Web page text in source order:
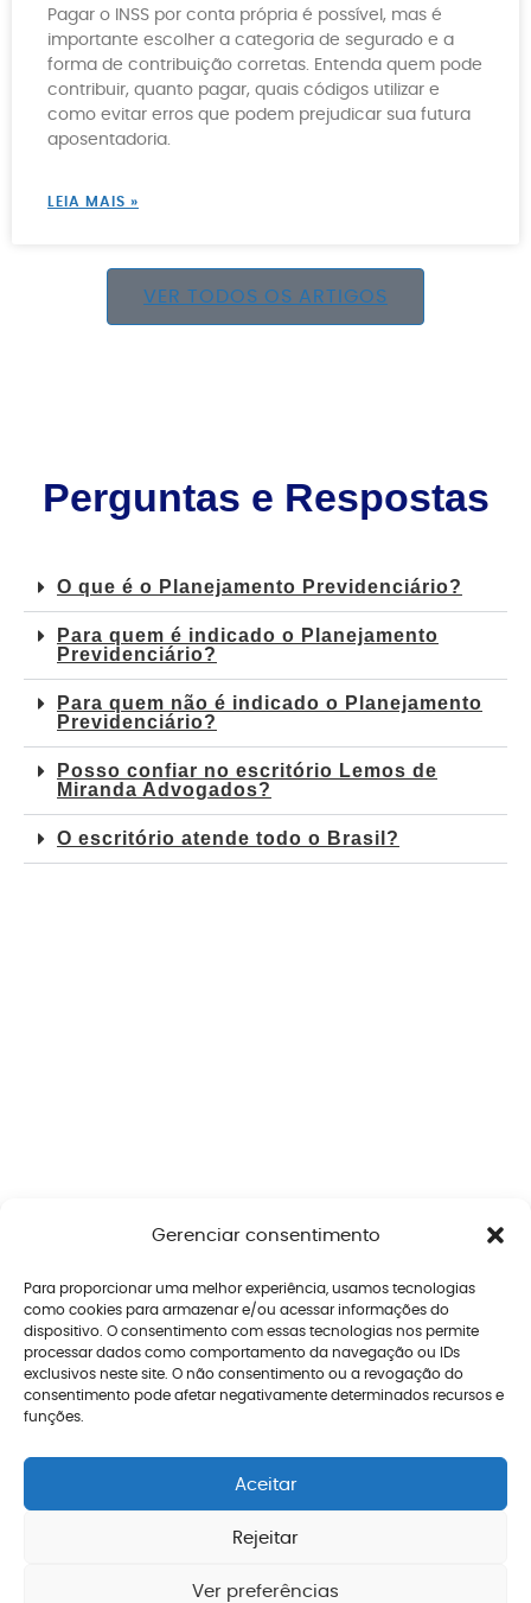
Gerenciar consentimento
Para proporcionar uma melhor experiência, usamos tecnologias
como cookies para armazenar e/ou acessar informações do
dispositivo. O consentimento com essas tecnologias nos permite
processar dados como comportamento da navegação ou IDs
exclusivos neste site. O não consentimento ou a revogação do
consentimento pode afetar negativamente determinados recursos e
funções.
Aceitar
Rejeitar
Ver preferências
Pagar o INSS por conta própria é possível, mas é
importante escolher a categoria de segurado e a
forma de contribuição corretas. Entenda quem pode
contribuir, quanto pagar, quais códigos utilizar e
como evitar erros que podem prejudicar sua futura
aposentadoria.
LEIA MAIS »
VER TODOS OS ARTIGOS
Perguntas e Respostas
O que é o Planejamento Previdenciário?
Para quem é indicado o Planejamento
Previdenciário?
Para quem não é indicado o Planejamento
Previdenciário?
Posso confiar no escritório Lemos de
Miranda Advogados?
O escritório atende todo o Brasil?